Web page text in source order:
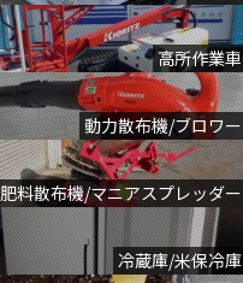
高所作業車
動力散布機/ブロワー
肥料散布機/マニアスプレッダー
冷蔵庫/米保冷庫